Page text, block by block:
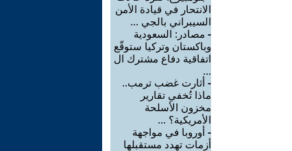
الانتحار في قيادة الأمن
السيبراني بالجي ...
- مصادر: السعودية
وباكستان وتركيا ستوقّع
اتفاقية دفاع مشترك ال
...
- أثارت غضب ترمب..
ماذا تُخفي تقارير
مخزون الأسلحة
الأمريكية؟ ...
- أوروبا في مواجهة
أزمات تهدد مستقبلها